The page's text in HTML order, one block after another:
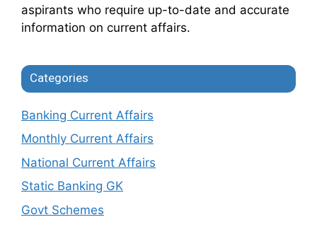
aspirants who require up-to-date and accurate
information on current affairs.
Categories
Banking Current Affairs
Monthly Current Affairs
National Current Affairs
Static Banking GK
Govt Schemes